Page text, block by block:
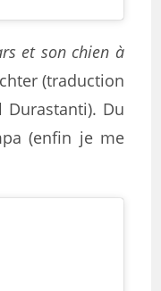
et son chien à
(traduction
Durastanti). Du
(enfin je me